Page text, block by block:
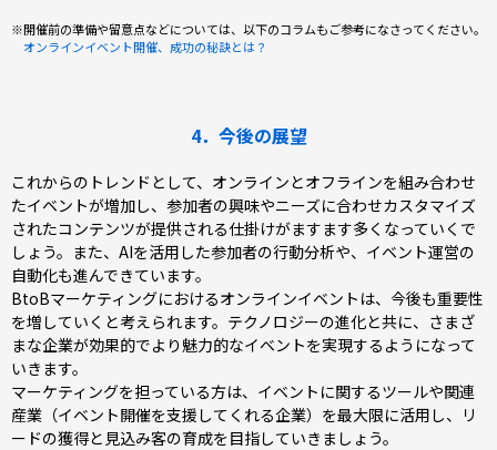
※開催前の準備や留意点などについては、以下のコラムもご参考になさってください。
オンラインイベント開催、成功の秘訣とは？
4．今後の展望
これからのトレンドとして、オンラインとオフラインを組み合わせ
たイベントが増加し、参加者の興味やニーズに合わせカスタマイズ
されたコンテンツが提供される仕掛けがますます多くなっていくで
しょう。また、AIを活用した参加者の行動分析や、イベント運営の
自動化も進んできています。
BtoBマーケティングにおけるオンラインイベントは、今後も重要性
を増していくと考えられます。テクノロジーの進化と共に、さまざ
まな企業が効果的でより魅力的なイベントを実現するようになって
いきます。
マーケティングを担っている方は、イベントに関するツールや関連
産業（イベント開催を支援してくれる企業）を最大限に活用し、リ
ードの獲得と見込み客の育成を目指していきましょう。